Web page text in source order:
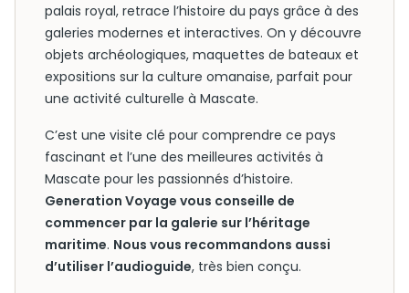
palais royal, retrace l’histoire du pays grâce à des
galeries modernes et interactives. On y découvre
objets archéologiques, maquettes de bateaux et
expositions sur la culture omanaise, parfait pour
une activité culturelle à Mascate.
C’est une visite clé pour comprendre ce pays
fascinant et l’une des meilleures activités à
Mascate pour les passionnés d’histoire.
Generation Voyage vous conseille de
commencer par la galerie sur l’héritage
maritime. Nous vous recommandons aussi
d’utiliser l’audioguide, très bien conçu.